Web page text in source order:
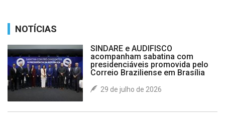
NOTÍCIAS
SINDARE e AUDIFISCO
acompanham sabatina com
presidenciáveis promovida pelo
Correio Braziliense em Brasília
29 de julho de 2026